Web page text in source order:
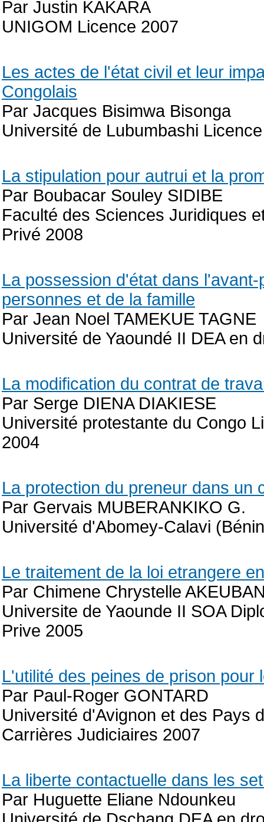
Par Justin KAKARA
UNIGOM Licence 2007
Les actes de l'état civil et leur
Congolais
Par Jacques Bisimwa Bisonga
Université de Lubumbashi
La stipulation pour autrui et la
Par Boubacar Souley SIDIBE
Faculté des Sciences Juridiques
Privé 2008
La possession d'état dans
personnes et de la famille
Par Jean Noel TAMEKUE TAGNE
Université de Yaoundé II DEA en
La modification du contrat de
Par Serge DIENA DIAKIESE
Université protestante du Congo
2004
La protection du preneur dans un
Par Gervais MUBERANKIKO G.
Université d'Abomey-Calavi
Le traitement de la loi etrangere
Par Chimene Chrystelle
Universite de Yaounde II SOA
Prive 2005
L'utilité des peines de prison pour
Par Paul-Roger GONTARD
Université d'Avignon et des Pays
Carrières Judiciaires 2007
La liberte contactuelle dans les
Par Huguette Eliane Ndounkeu